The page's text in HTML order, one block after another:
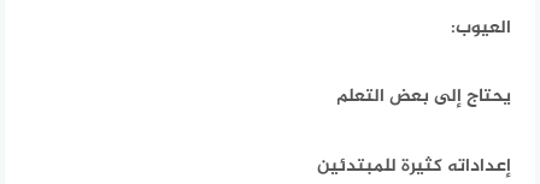
العيوب:
يحتاج إلى بعض التعلم
إعداداته كثيرة للمبتدئين